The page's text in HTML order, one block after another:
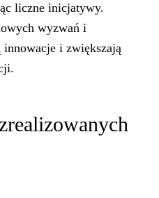
liczne inicjatywy.
wyzwań i
innowacje i zwiększają